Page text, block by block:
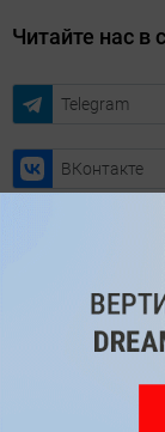
Читайте нас в
Telegram
ВКонтакте
Комментарии